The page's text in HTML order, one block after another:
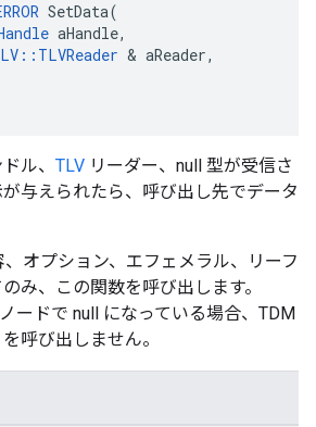
SetData(
aHandle,
& aReader,
ル、 TLV リーダー、null 型が受信さ
与えられたら、呼び出し先でデータ
オプション、エフェメラル、リーフ
み、この関数を呼び出します。
ードで null になっている場合、TDM
呼び出しません。